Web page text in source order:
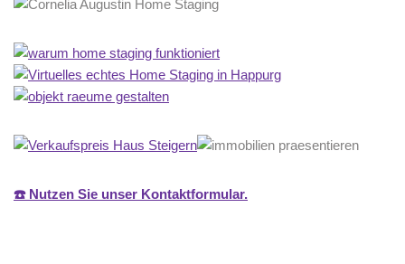
☎️ Nutzen Sie unser Kontaktformular.